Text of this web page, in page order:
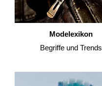
Modelexikon
Begriffe und Trends